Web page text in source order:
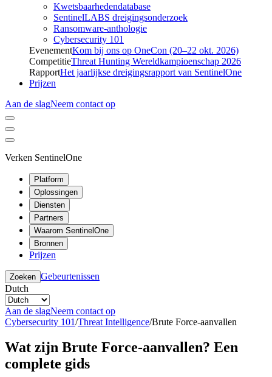
Kwetsbaarhedendatabase
SentinelLABS dreigingsonderzoek
Ransomware-anthologie
Cybersecurity 101
EvenementKom bij ons op OneCon (20–22 okt. 2026)
CompetitieThreat Hunting Wereldkampioenschap 2026
RapportHet jaarlijkse dreigingsrapport van SentinelOne
Prijzen
Aan de slagNeem contact op
Verken SentinelOne
Platform
Oplossingen
Diensten
Partners
Waarom SentinelOne
Bronnen
Prijzen
Zoeken Gebeurtenissen
Dutch
Aan de slagNeem contact op
Cybersecurity 101/Threat Intelligence/Brute Force-aanvallen
Wat zijn Brute Force-aanvallen? Een
complete gids